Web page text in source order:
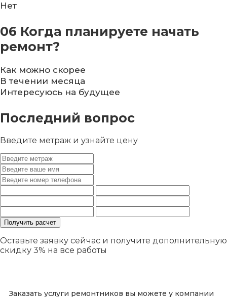
Нет
06 Когда планируете начать
ремонт?
Как можно скорее
В течении месяца
Интересуюсь на будущее
Последний вопрос
Введите метраж и узнайте цену
Оставьте заявку сейчас и получите дополнительную
скидку 3% на все работы
Заказать услуги ремонтников вы можете у компании